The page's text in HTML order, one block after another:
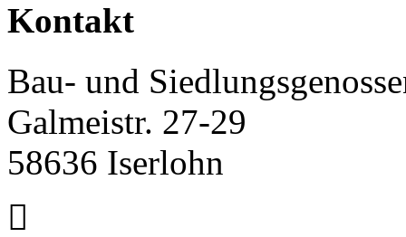
Kontakt
Bau- und
Galmeistr. 27-29
58636 Iserlohn